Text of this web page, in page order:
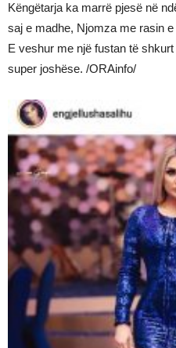
Këngëtarja ka marrë pjesë në
saj e madhe, Njomza me rasin e
E veshur me një fustan të
super joshëse. /ORAinfo/